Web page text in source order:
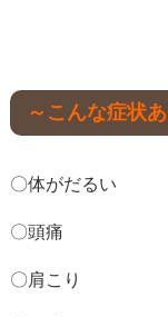
～こんな症状
〇体がだるい
〇頭痛
〇肩こり